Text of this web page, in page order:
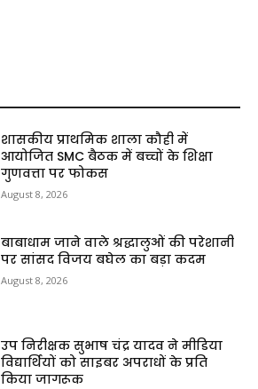
शासकीय प्राथमिक शाला कौही में
आयोजित SMC बैठक में बच्चों के शिक्षा
गुणवत्ता पर फोकस
August 8, 2026
बाबाधाम जाने वाले श्रद्धालुओं की परेशानी
पर सांसद विजय बघेल का बड़ा कदम
August 8, 2026
उप निरीक्षक सुभाष चंद्र यादव ने मीडिया
विद्यार्थियों को साइबर अपराधों के प्रति
किया जागरूक